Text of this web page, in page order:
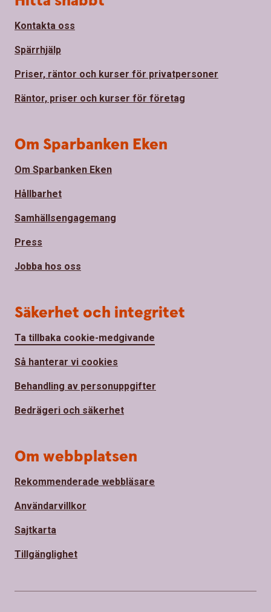
Kontakta oss
Spärrhjälp
Priser, räntor och kurser för privatpersoner
Räntor, priser och kurser för företag
Om Sparbanken Eken
Om Sparbanken Eken
Hållbarhet
Samhällsengagemang
Press
Jobba hos oss
Säkerhet och integritet
Ta tillbaka cookie-medgivande
Så hanterar vi cookies
Behandling av personuppgifter
Bedrägeri och säkerhet
Om webbplatsen
Rekommenderade webbläsare
Användarvillkor
Sajtkarta
Tillgänglighet